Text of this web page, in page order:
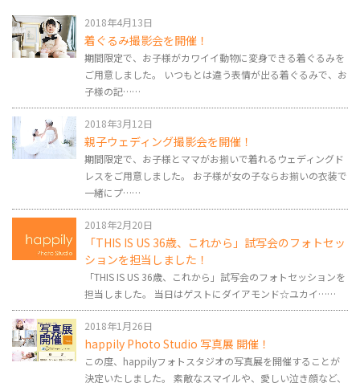
2018年4月13日
着ぐるみ撮影会を開催！
期間限定で、お子様がカワイイ動物に変身できる着ぐるみを
ご用意しました。 いつもとは違う表情が出る着ぐるみで、お
子様の記……
2018年3月12日
親子ウェディング撮影会を開催！
期間限定で、お子様とママがお揃いで着れるウェディングド
レスをご用意しました。 お子様が女の子ならお揃いの衣装で
一緒にプ……
2018年2月20日
「THIS IS US 36歳、これから」試写会のフォトセッ
ションを担当しました！
「THIS IS US 36歳、これから」試写会のフォトセッションを
担当しました。 当日はゲストにダイアモンド☆ユカイ……
2018年1月26日
happily Photo Studio 写真展 開催！
この度、happilyフォトスタジオの写真展を開催することが
決定いたしました。 素敵なスマイルや、愛しい泣き顔など、